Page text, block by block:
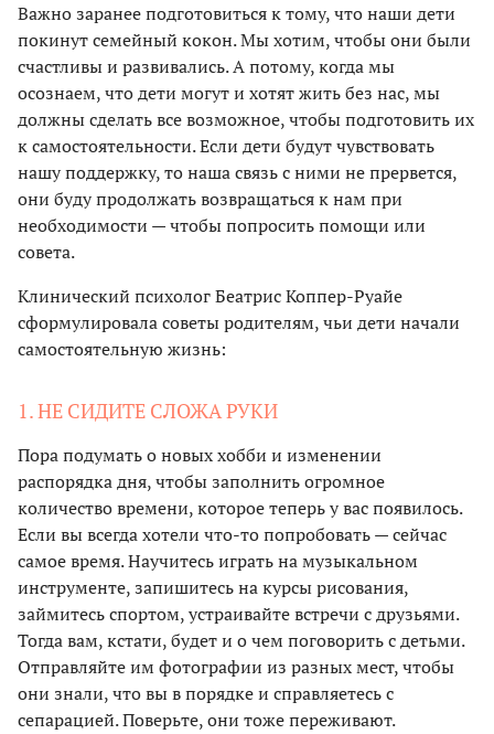
Важно заранее подготовиться к тому, что наши дети
покинут семейный кокон. Мы хотим, чтобы они были
счастливы и развивались. А потому, когда мы
осознаем, что дети могут и хотят жить без нас, мы
должны сделать все возможное, чтобы подготовить их
к самостоятельности. Если дети будут чувствовать
нашу поддержку, то наша связь с ними не прервется,
они буду продолжать возвращаться к нам при
необходимости — чтобы попросить помощи или
совета.
Клинический психолог Беатрис Коппер-Руайе
сформулировала советы родителям, чьи дети начали
самостоятельную жизнь:
1. НЕ СИДИТЕ СЛОЖА РУКИ
Пора подумать о новых хобби и изменении
распорядка дня, чтобы заполнить огромное
количество времени, которое теперь у вас появилось.
Если вы всегда хотели что-то попробовать — сейчас
самое время. Научитесь играть на музыкальном
инструменте, запишитесь на курсы рисования,
займитесь спортом, устраивайте встречи с друзьями.
Тогда вам, кстати, будет и о чем поговорить с детьми.
Отправляйте им фотографии из разных мест, чтобы
они знали, что вы в порядке и справляетесь с
сепарацией. Поверьте, они тоже переживают.